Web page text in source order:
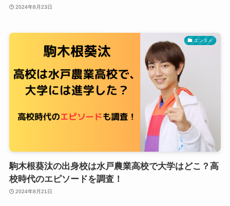
2024年8月23日
エンタメ
駒木根葵汰の出身校は水戸農業高校で大学はどこ？高
校時代のエピソードを調査！
2024年8月21日